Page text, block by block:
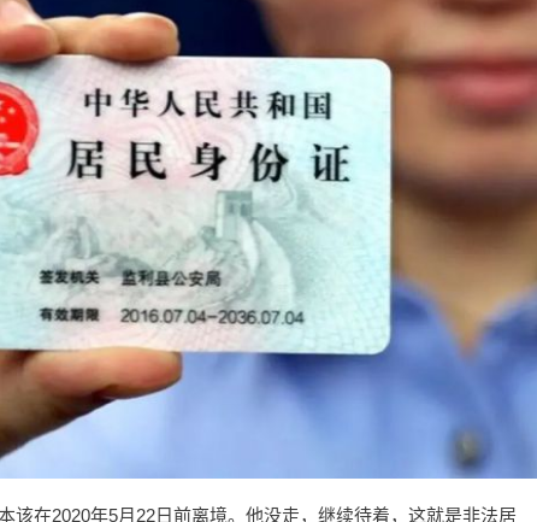
该在2020年5月22日前离境。他没走，继续待着，这就是非法居